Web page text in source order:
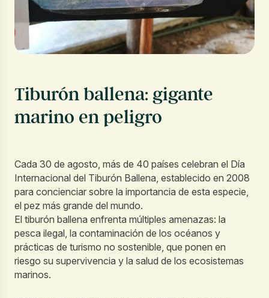
Tiburón ballena: gigante
marino en peligro
Cada 30 de agosto, más de 40 países celebran el Día
Internacional del Tiburón Ballena, establecido en 2008
para concienciar sobre la importancia de esta especie,
el pez más grande del mundo.
El tiburón ballena enfrenta múltiples amenazas: la
pesca ilegal, la contaminación de los océanos y
prácticas de turismo no sostenible, que ponen en
riesgo su supervivencia y la salud de los ecosistemas
marinos.